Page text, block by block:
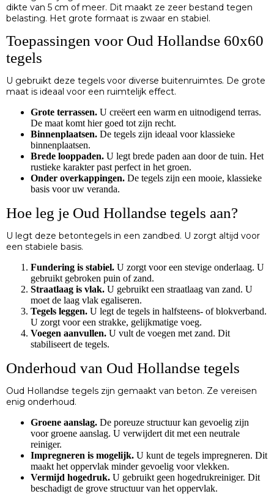
dikte van 5 cm of meer. Dit maakt ze zeer bestand tegen
belasting. Het grote formaat is zwaar en stabiel.
Toepassingen voor Oud Hollandse 60x60
tegels
U gebruikt deze tegels voor diverse buitenruimtes. De grote
maat is ideaal voor een ruimtelijk effect.
Grote terrassen. U creëert een warm en uitnodigend terras.
De maat komt hier goed tot zijn recht.
Binnenplaatsen. De tegels zijn ideaal voor klassieke
binnenplaatsen.
Brede looppaden. U legt brede paden aan door de tuin. Het
rustieke karakter past perfect in het groen.
Onder overkappingen. De tegels zijn een mooie, klassieke
basis voor uw veranda.
Hoe leg je Oud Hollandse tegels aan?
U legt deze betontegels in een zandbed. U zorgt altijd voor
een stabiele basis.
Fundering is stabiel. U zorgt voor een stevige onderlaag. U
gebruikt gebroken puin of zand.
Straatlaag is vlak. U gebruikt een straatlaag van zand. U
moet de laag vlak egaliseren.
Tegels leggen. U legt de tegels in halfsteens- of blokverband.
U zorgt voor een strakke, gelijkmatige voeg.
Voegen aanvullen. U vult de voegen met zand. Dit
stabiliseert de tegels.
Onderhoud van Oud Hollandse tegels
Oud Hollandse tegels zijn gemaakt van beton. Ze vereisen
enig onderhoud.
Groene aanslag. De poreuze structuur kan gevoelig zijn
voor groene aanslag. U verwijdert dit met een neutrale
reiniger.
Impregneren is mogelijk. U kunt de tegels impregneren. Dit
maakt het oppervlak minder gevoelig voor vlekken.
Vermijd hogedruk. U gebruikt geen hogedrukreiniger. Dit
beschadigt de grove structuur van het oppervlak.